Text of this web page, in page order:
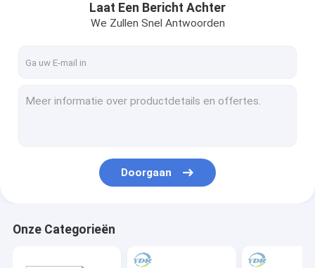
LVDS-Vertoningskabel
Gelijkstroom-de Kabel van de Machtsadapter
Schakelaar en Afzet Bedrading
Laat Een Bericht Achter
We Zullen Snel Antwoorden
Doorgaan
Onze Categorieën